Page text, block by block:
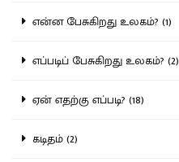
என்ன பேசுகிறது உலகம்? (1)
எப்படிப் பேசுகிறது உலகம்? (2)
ஏன் எதற்கு எப்படி? (18)
கடிதம் (2)